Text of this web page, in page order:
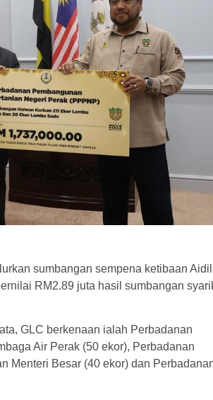
sumbangan sempena ketibaan
RM2.89 juta hasil sumbangan
GLC berkenaan ialah Perbadanan
Air Perak (50 ekor), Perbadanan
Menteri Besar (40 ekor) dan